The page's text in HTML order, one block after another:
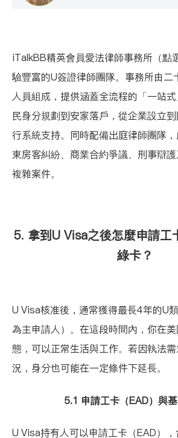
iTalkBB精英會員愛法律師事務所（點
驗豐富的U簽證律師團隊。事務所由二
人員組成，提供涵蓋全流程的「一站
民身分規劃到安家落戶，從企業設立
行系統支持。同時配備出庭律師團隊
東房客糾紛、商業合約爭議、刑事辯
複雜案件。
5. 拿到U Visa之後怎麼申請工
綠卡？
U Visa核准後，通常獲得最長4年的U
為主申請人）。在這段時間內，你在
態，可以正常生活與工作。若因執法
況，身分也可能在一定條件下延長。
5.1 申請工卡（EAD）與
U Visa持有人可以申請工卡（EAD）